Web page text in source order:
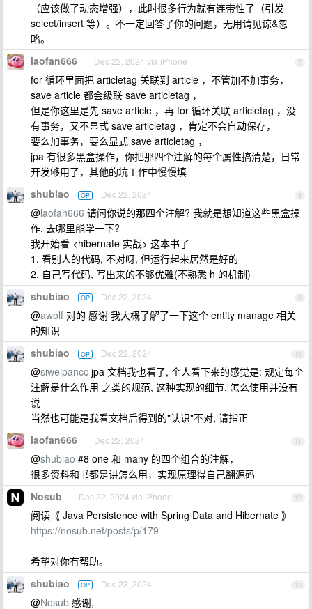
（应该做了动态增强），此时很多行为就有连带性了（引发
select/insert 等）。不一定回答了你的问题，无用请见谅&忽
略。
7
laofan666 Dec 22, 2024 via iPhone
for 循环里面把 articletag 关联到 article ，不管加不加事务，
save article 都会级联 save articletag ，
但是你这里是先 save article ，再 for 循环关联 articletag ，没
有事务，又不显式 save articletag ，肯定不会自动保存，
要么加事务，要么显式 save articletag ，
jpa 有很多黑盒操作，你把那四个注解的每个属性搞清楚，日常
开发够用了，其他的坑工作中慢慢填
8
shubiao OP Dec 22, 2024
@laofan666 请问你说的那四个注解? 我就是想知道这些黑盒操
作, 去哪里能学一下?
我开始看 <hibernate 实战> 这本书了
1. 看别人的代码, 不对呀, 但运行起来居然是好的
2. 自己写代码, 写出来的不够优雅(不熟悉 h 的机制)
9
shubiao OP Dec 22, 2024
@awolf 对的 感谢 我大概了解了一下这个 entity manage 相关
的知识
10
shubiao OP Dec 22, 2024
@siweipancc jpa 文档我也看了, 个人看下来的感觉是: 规定每个
注解是什么作用 之类的规范, 这种实现的细节, 怎么使用并没有
说
当然也可能是我看文档后得到的"认识"不对, 请指正
11
laofan666 Dec 22, 2024
@shubiao #8 one 和 many 的四个组合的注解，
很多资料和书都是讲怎么用，实现原理得自己翻源码
12
Nosub Dec 22, 2024 via iPhone
阅读《 Java Persistence with Spring Data and Hibernate 》
https://nosub.net/posts/p/179
希望对你有帮助。
13
shubiao OP Dec 23, 2024
@Nosub 感谢,